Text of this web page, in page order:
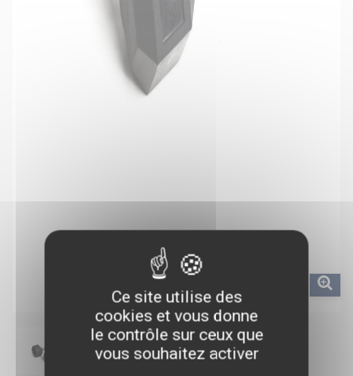
Ce site utilise des
cookies et vous donne
le contrôle sur ceux que
vous souhaitez activer